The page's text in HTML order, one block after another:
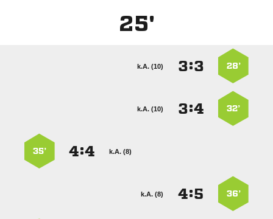
25'
28’
:
k.A. (10)
32’
:
k.A. (10)
k.A. (8)
:
35’
36’
:
k.A. (8)